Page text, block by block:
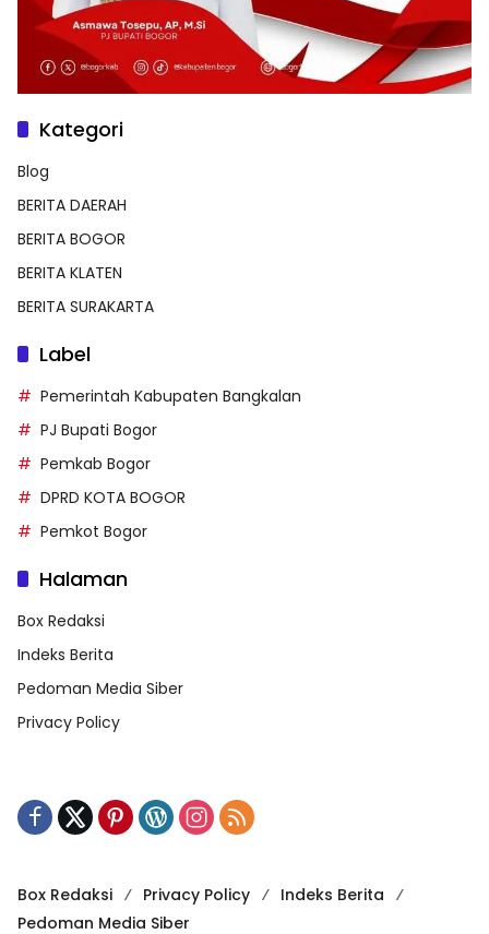
Kategori
Blog
BERITA DAERAH
BERITA BOGOR
BERITA KLATEN
BERITA SURAKARTA
Label
Pemerintah Kabupaten Bangkalan
PJ Bupati Bogor
Pemkab Bogor
DPRD KOTA BOGOR
Pemkot Bogor
Halaman
Box Redaksi
Indeks Berita
Pedoman Media Siber
Privacy Policy
Box Redaksi Privacy Policy
Indeks Berita
Pedoman Media Siber